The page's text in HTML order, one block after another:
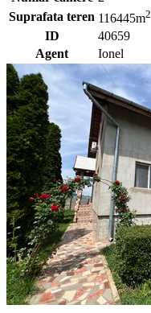
Suprafata teren 116445m2
ID
40659
Agent
Ionel